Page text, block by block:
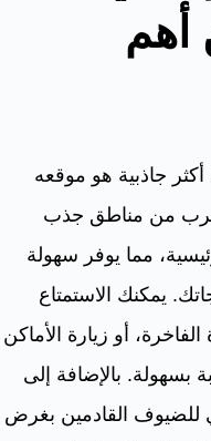
أهم
جاذبية هو موقعه
من مناطق جذب
مما يوفر سهولة
يمكنك الاستمتاع
أو زيارة الأماكن
بسهولة. بالإضافة إلى
للضيوف القادمين بغرض